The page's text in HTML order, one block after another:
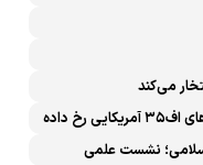
می‌کند
از سال ۲۰۱۸ تاکنون، ۱۴ حادثه برای جنگنده‌های اف۳۵ آمریکایی رخ داده
نشست علمی